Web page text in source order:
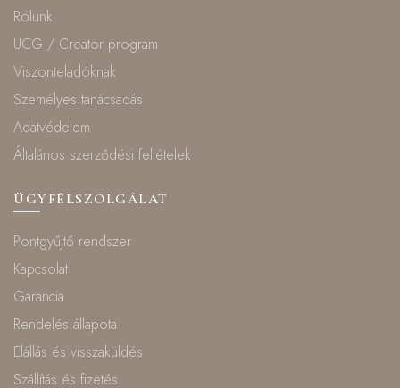
Rólunk
UCG / Creator program
Viszonteladóknak
Személyes tanácsadás
Adatvédelem
Általános szerződési feltételek
ÜGYFÉLSZOLGÁLAT
Pontgyűjtő rendszer
Kapcsolat
Garancia
Rendelés állapota
Elállás és visszaküldés
Szállítás és fizetés